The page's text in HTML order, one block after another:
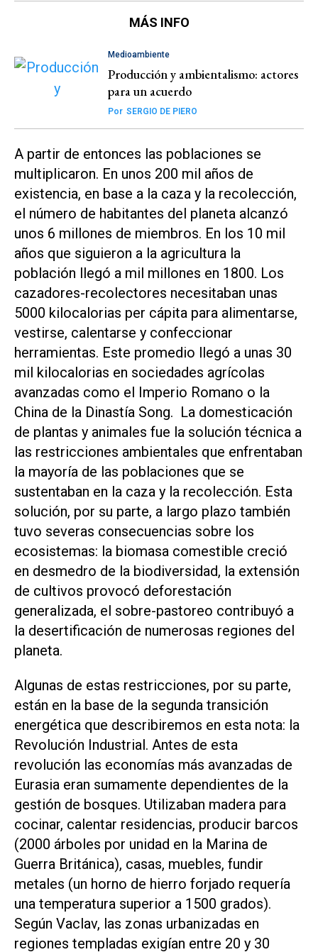
MÁS INFO
Medioambiente
Producción y ambientalismo: actores
para un acuerdo
Por SERGIO DE PIERO
A partir de entonces las poblaciones se
multiplicaron. En unos 200 mil años de
existencia, en base a la caza y la recolección,
el número de habitantes del planeta alcanzó
unos 6 millones de miembros. En los 10 mil
años que siguieron a la agricultura la
población llegó a mil millones en 1800. Los
cazadores-recolectores necesitaban unas
5000 kilocalorias per cápita para alimentarse,
vestirse, calentarse y confeccionar
herramientas. Este promedio llegó a unas 30
mil kilocalorias en sociedades agrícolas
avanzadas como el Imperio Romano o la
China de la Dinastía Song. La domesticación
de plantas y animales fue la solución técnica a
las restricciones ambientales que enfrentaban
la mayoría de las poblaciones que se
sustentaban en la caza y la recolección. Esta
solución, por su parte, a largo plazo también
tuvo severas consecuencias sobre los
ecosistemas: la biomasa comestible creció
en desmedro de la biodiversidad, la extensión
de cultivos provocó deforestación
generalizada, el sobre-pastoreo contribuyó a
la desertificación de numerosas regiones del
planeta.
Algunas de estas restricciones, por su parte,
están en la base de la segunda transición
energética que describiremos en esta nota: la
Revolución Industrial. Antes de esta
revolución las economías más avanzadas de
Eurasia eran sumamente dependientes de la
gestión de bosques. Utilizaban madera para
cocinar, calentar residencias, producir barcos
(2000 árboles por unidad en la Marina de
Guerra Británica), casas, muebles, fundir
metales (un horno de hierro forjado requería
una temperatura superior a 1500 grados).
Según Vaclav, las zonas urbanizadas en
regiones templadas exigían entre 20 y 30